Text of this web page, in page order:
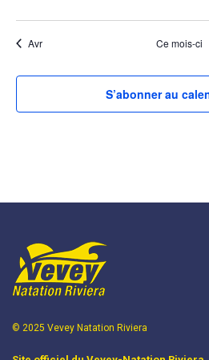
Avr Ce mois-ci
S’abonner au
© 2025 Vevey Natation Riviera